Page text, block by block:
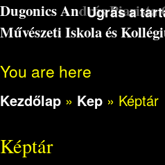
Ugrás a
Dugonics András
Művészeti Iskola és
You are here
Kezdőlap » Kep » Képtár
Képtár